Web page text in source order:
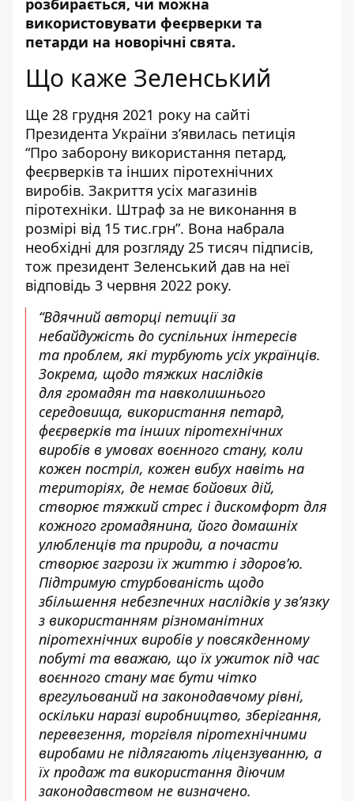
розбирається, чи можна
використовувати феєрверки та
петарди на новорічні свята.
Що каже Зеленський
Ще 28 грудня 2021 року на сайті
Президента України з’явилась петиція
“Про заборону використання петард,
феєрверків та інших піротехнічних
виробів. Закриття усіх магазинів
піротехніки. Штраф за не виконання в
розмірі від 15 тис.грн”. Вона набрала
необхідні для розгляду 25 тисяч підписів,
тож президент Зеленський дав на неї
відповідь 3 червня 2022 року.
“Вдячний авторці петиції за
небайдужість до суспільних інтересів
та проблем, які турбують усіх українців.
Зокрема, щодо тяжких наслідків
для громадян та навколишнього
середовища, використання петард,
феєрверків та інших піротехнічних
виробів в умовах воєнного стану, коли
кожен постріл, кожен вибух навіть на
територіях, де немає бойових дій,
створює тяжкий стрес і дискомфорт для
кожного громадянина, його домашніх
улюбленців та природи, а почасти
створює загрози їх життю і здоров’ю.
Підтримую стурбованість щодо
збільшення небезпечних наслідків у зв’язку
з використанням різноманітних
піротехнічних виробів у повсякденному
побуті та вважаю, що їх ужиток під час
воєнного стану має бути чітко
врегульований на законодавчому рівні,
оскільки наразі виробництво, зберігання,
перевезення, торгівля піротехнічними
виробами не підлягають ліцензуванню, а
їх продаж та використання діючим
законодавством не визначено.